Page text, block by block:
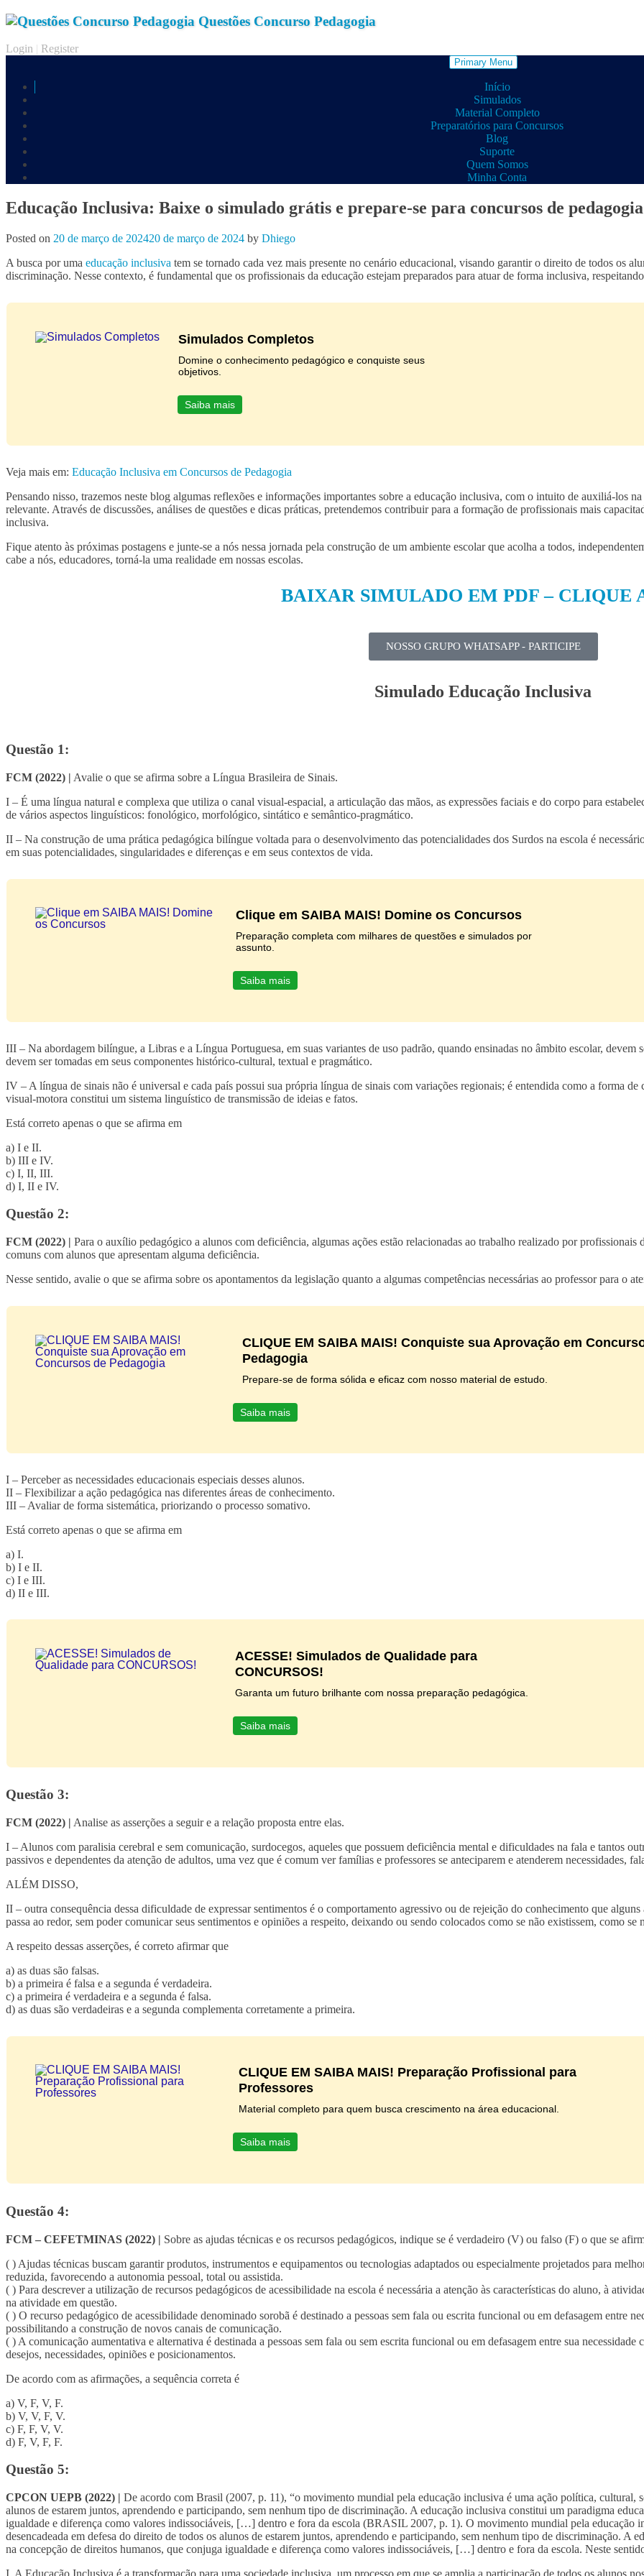
Questões Concurso Pedagogia
Login | Register
Primary Menu
Início
Simulados
Material Completo
Preparatórios para Concursos
Blog
Suporte
Quem Somos
Minha Conta
Educação Inclusiva: Baixe o simulado grátis e prepare-se para concursos de pedagogia
Posted on 20 de março de 202420 de março de 2024 by Dhiego
A busca por uma educação inclusiva tem se tornado cada vez mais presente no cenário educacional, visando garantir o direito de todos os
discriminação. Nesse contexto, é fundamental que os profissionais da educação estejam preparados para atuar de forma inclusiva,
Simulados Completos
Domine o conhecimento pedagógico e conquiste seus
objetivos.
Saiba mais
Veja mais em: Educação Inclusiva em Concursos de Pedagogia
Pensando nisso, trazemos neste blog algumas reflexões e informações importantes sobre a educação inclusiva, com o intuito de auxiliá-los
relevante. Através de discussões, análises de questões e dicas práticas, pretendemos contribuir para a formação de profissionais mais
inclusiva.
Fique atento às próximas postagens e junte-se a nós nessa jornada pela construção de um ambiente escolar que acolha a todos,
cabe a nós, educadores, torná-la uma realidade em nossas escolas.
BAIXAR SIMULADO EM PDF – CLIQUE
NOSSO GRUPO WHATSAPP - PARTICIPE
Simulado Educação Inclusiva
Questão 1:
FCM (2022) | Avalie o que se afirma sobre a Língua Brasileira de Sinais.
I – É uma língua natural e complexa que utiliza o canal visual-espacial, a articulação das mãos, as expressões faciais e do corpo para
de vários aspectos linguísticos: fonológico, morfológico, sintático e semântico-pragmático.
II – Na construção de uma prática pedagógica bilíngue voltada para o desenvolvimento das potencialidades dos Surdos na escola é
em suas potencialidades, singularidades e diferenças e em seus contextos de vida.
Clique em SAIBA MAIS! Domine os Concursos
Preparação completa com milhares de questões e simulados por
assunto.
Saiba mais
III – Na abordagem bilíngue, a Libras e a Língua Portuguesa, em suas variantes de uso padrão, quando ensinadas no âmbito escolar, devem
devem ser tomadas em seus componentes histórico-cultural, textual e pragmático.
IV – A língua de sinais não é universal e cada país possui sua própria língua de sinais com variações regionais; é entendida como a forma
visual-motora constitui um sistema linguístico de transmissão de ideias e fatos.
Está correto apenas o que se afirma em
a) I e II.
b) III e IV.
c) I, II, III.
d) I, II e IV.
Questão 2:
FCM (2022) | Para o auxílio pedagógico a alunos com deficiência, algumas ações estão relacionadas ao trabalho realizado por profissionais
comuns com alunos que apresentam alguma deficiência.
Nesse sentido, avalie o que se afirma sobre os apontamentos da legislação quanto a algumas competências necessárias ao professor para o
CLIQUE EM SAIBA MAIS! Conquiste sua Aprovação em
Pedagogia
Prepare-se de forma sólida e eficaz com nosso material de estudo.
Saiba mais
I – Perceber as necessidades educacionais especiais desses alunos.
II – Flexibilizar a ação pedagógica nas diferentes áreas de conhecimento.
III – Avaliar de forma sistemática, priorizando o processo somativo.
Está correto apenas o que se afirma em
a) I.
b) I e II.
c) I e III.
d) II e III.
ACESSE! Simulados de Qualidade para
CONCURSOS!
Garanta um futuro brilhante com nossa preparação pedagógica.
Saiba mais
Questão 3:
FCM (2022) | Analise as asserções a seguir e a relação proposta entre elas.
I – Alunos com paralisia cerebral e sem comunicação, surdocegos, aqueles que possuem deficiência mental e dificuldades na fala e tantos
passivos e dependentes da atenção de adultos, uma vez que é comum ver famílias e professores se anteciparem e atenderem necessidades,
ALÉM DISSO,
II – outra consequência dessa dificuldade de expressar sentimentos é o comportamento agressivo ou de rejeição do conhecimento que
passa ao redor, sem poder comunicar seus sentimentos e opiniões a respeito, deixando ou sendo colocados como se não existissem, como se
A respeito dessas asserções, é correto afirmar que
a) as duas são falsas.
b) a primeira é falsa e a segunda é verdadeira.
c) a primeira é verdadeira e a segunda é falsa.
d) as duas são verdadeiras e a segunda complementa corretamente a primeira.
CLIQUE EM SAIBA MAIS! Preparação Profissional para
Professores
Material completo para quem busca crescimento na área educacional.
Saiba mais
Questão 4:
FCM – CEFETMINAS (2022) | Sobre as ajudas técnicas e os recursos pedagógicos, indique se é verdadeiro (V) ou falso (F) o que se
( ) Ajudas técnicas buscam garantir produtos, instrumentos e equipamentos ou tecnologias adaptados ou especialmente projetados para
reduzida, favorecendo a autonomia pessoal, total ou assistida.
( ) Para descrever a utilização de recursos pedagógicos de acessibilidade na escola é necessária a atenção às características do aluno, à
na atividade em questão.
( ) O recurso pedagógico de acessibilidade denominado sorobã é destinado a pessoas sem fala ou escrita funcional ou em defasagem entre
possibilitando a construção de novos canais de comunicação.
( ) A comunicação aumentativa e alternativa é destinada a pessoas sem fala ou sem escrita funcional ou em defasagem entre sua
desejos, necessidades, opiniões e posicionamentos.
De acordo com as afirmações, a sequência correta é
a) V, F, V, F.
b) V, V, F, V.
c) F, F, V, V.
d) F, V, F, F.
Questão 5:
CPCON UEPB (2022) | De acordo com Brasil (2007, p. 11), “o movimento mundial pela educação inclusiva é uma ação política, cultural,
alunos de estarem juntos, aprendendo e participando, sem nenhum tipo de discriminação. A educação inclusiva constitui um paradigma
igualdade e diferença como valores indissociáveis, […] dentro e fora da escola (BRASIL 2007, p. 1). O movimento mundial pela educação
desencadeada em defesa do direito de todos os alunos de estarem juntos, aprendendo e participando, sem nenhum tipo de discriminação. A
na concepção de direitos humanos, que conjuga igualdade e diferença como valores indissociáveis, […] dentro e fora da escola. Neste
I. A Educação Inclusiva é a transformação para uma sociedade inclusiva, um processo em que se amplia a participação de todos os alunos